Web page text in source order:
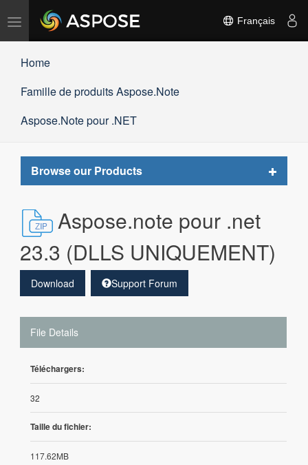
Basculer
Français
Home
Famille de produits Aspose.Note
Aspose.Note pour .NET
Browse our Products
Toggle
Aspose.note pour .net
23.3 (DLLS UNIQUEMENT)
Download Support Forum
File Details
Téléchargers:
32
Taille du fichier:
117.62MB